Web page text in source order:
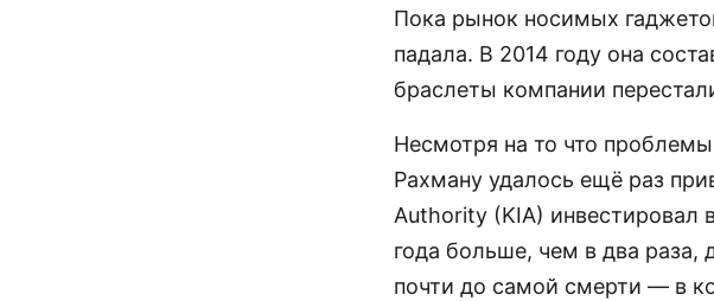
Пока рынок носимых
падала. В 2014 году она
браслеты компании
Несмотря на то что
Рахману удалось ещё раз
Authority (KIA) инвестировал
года больше, чем в два раза,
почти до самой смерти — в